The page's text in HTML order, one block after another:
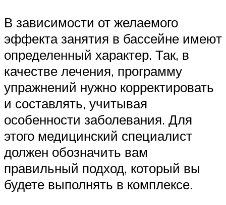
В зависимости от желаемого
эффекта занятия в бассейне имеют
определенный характер. Так, в
качестве лечения, программу
упражнений нужно корректировать
и составлять, учитывая
особенности заболевания. Для
этого медицинский специалист
должен обозначить вам
правильный подход, который вы
будете выполнять в комплексе.